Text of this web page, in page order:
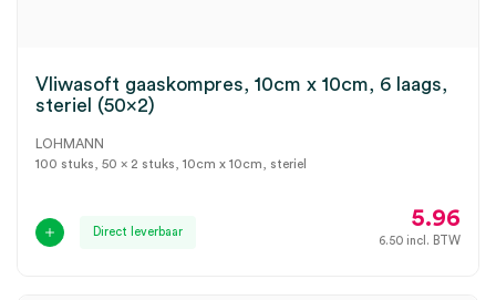
Vliwasoft gaaskompres, 10cm x 10cm, 6 laags,
steriel (50×2)
LOHMANN
100 stuks, 50 x 2 stuks, 10cm x 10cm, steriel
Direct leverbaar
5.96
6.50 incl. BTW